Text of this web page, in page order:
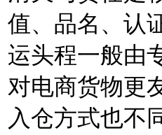
值、品名、认
运头程一般由
对电商货物更
入仓方式也不